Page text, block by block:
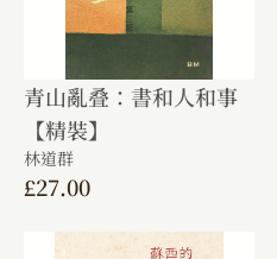
青山亂叠：書和人和事
【精裝】
林道群
£27.00